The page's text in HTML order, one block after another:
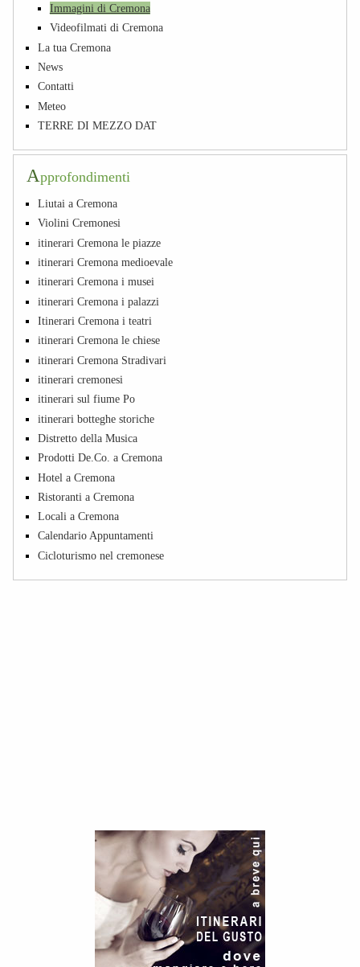
Immagini di Cremona
Videofilmati di Cremona
La tua Cremona
News
Contatti
Meteo
TERRE DI MEZZO DAT
Approfondimenti
Liutai a Cremona
Violini Cremonesi
itinerari Cremona le piazze
itinerari Cremona medioevale
itinerari Cremona i musei
itinerari Cremona i palazzi
Itinerari Cremona i teatri
itinerari Cremona le chiese
itinerari Cremona Stradivari
itinerari cremonesi
itinerari sul fiume Po
itinerari botteghe storiche
Distretto della Musica
Prodotti De.Co. a Cremona
Hotel a Cremona
Ristoranti a Cremona
Locali a Cremona
Calendario Appuntamenti
Cicloturismo nel cremonese